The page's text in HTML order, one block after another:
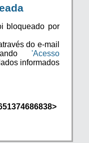
bloqueado por
do e-mail
'Acesso
informados